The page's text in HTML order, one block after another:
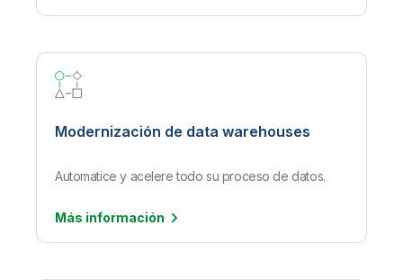
Modernización de data warehouses
Automatice y acelere todo su proceso de datos.
Más información